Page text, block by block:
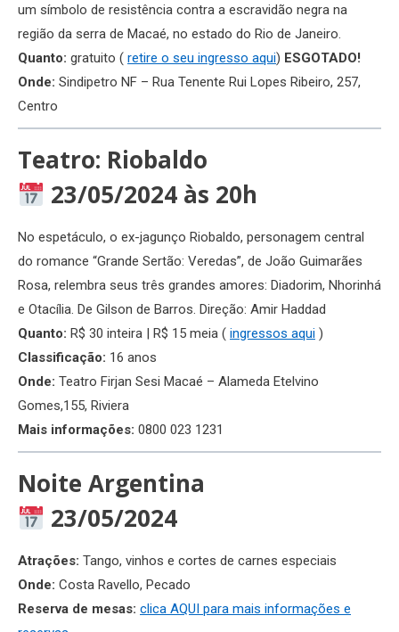
um símbolo de resistência contra a escravidão negra na
região da serra de Macaé, no estado do Rio de Janeiro.
Quanto: gratuito ( retire o seu ingresso aqui) ESGOTADO!
Onde: Sindipetro NF – Rua Tenente Rui Lopes Ribeiro, 257,
Centro
Teatro: Riobaldo
23/05/2024 às 20h
No espetáculo, o ex-jagunço Riobaldo, personagem central
do romance “Grande Sertão: Veredas”, de João Guimarães
Rosa, relembra seus três grandes amores: Diadorim, Nhorinhá
e Otacília. De Gilson de Barros. Direção: Amir Haddad
Quanto: R$ 30 inteira | R$ 15 meia ( ingressos aqui )
Classificação: 16 anos
Onde: Teatro Firjan Sesi Macaé – Alameda Etelvino
Gomes,155, Riviera
Mais informações: 0800 023 1231
Noite Argentina
23/05/2024
Atrações: Tango, vinhos e cortes de carnes especiais
Onde: Costa Ravello, Pecado
Reserva de mesas: clica AQUI para mais informações e